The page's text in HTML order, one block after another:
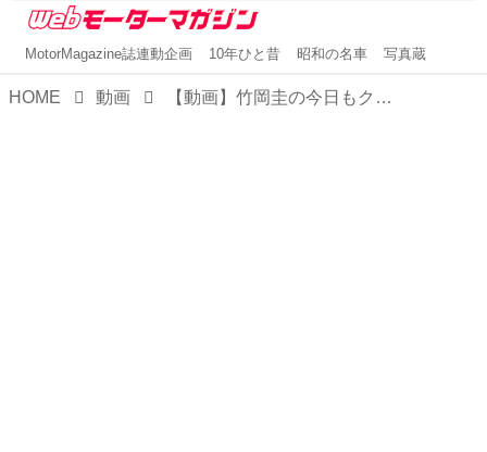
MotorMagazine誌連動企画 10年ひと昔 昭和の名車 写真蔵
HOME 動画 【動画】竹岡圭の今日もクルマと「スズキ ハスラー」（2020年3月放映）